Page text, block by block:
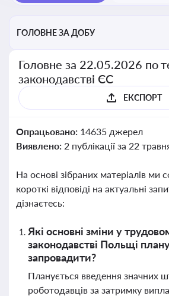
ГОЛОВНЕ ЗА ДОБУ
Головне за 22.05.2026 по
законодавстві ЄС
ЕКСПОРТ
Опрацьовано: 14635 джерел
Виявлено: 2 публікації за 22
На основі зібраних матеріалів ми
короткі відповіді на актуальні
дізнаєтесь:
Які основні зміни у
законодавстві Польщі
запровадити?
Планується введення значних
роботодавців за затримку